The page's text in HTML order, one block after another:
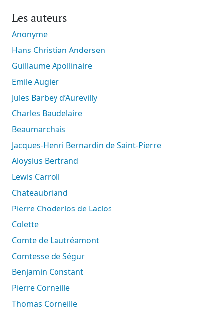
Les auteurs
Anonyme
Hans Christian Andersen
Guillaume Apollinaire
Emile Augier
Jules Barbey d’Aurevilly
Charles Baudelaire
Beaumarchais
Jacques-Henri Bernardin de Saint-Pierre
Aloysius Bertrand
Lewis Carroll
Chateaubriand
Pierre Choderlos de Laclos
Colette
Comte de Lautréamont
Comtesse de Ségur
Benjamin Constant
Pierre Corneille
Thomas Corneille